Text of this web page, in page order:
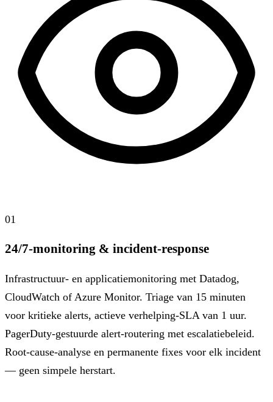
01
24/7-monitoring & incident-response
Infrastructuur- en applicatiemonitoring met Datadog,
CloudWatch of Azure Monitor. Triage van 15 minuten
voor kritieke alerts, actieve verhelping-SLA van 1 uur.
PagerDuty-gestuurde alert-routering met escalatiebeleid.
Root-cause-analyse en permanente fixes voor elk incident
— geen simpele herstart.